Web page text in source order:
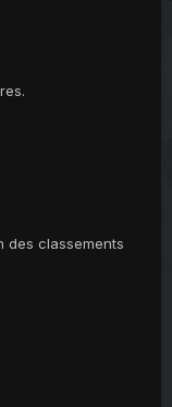
des classements